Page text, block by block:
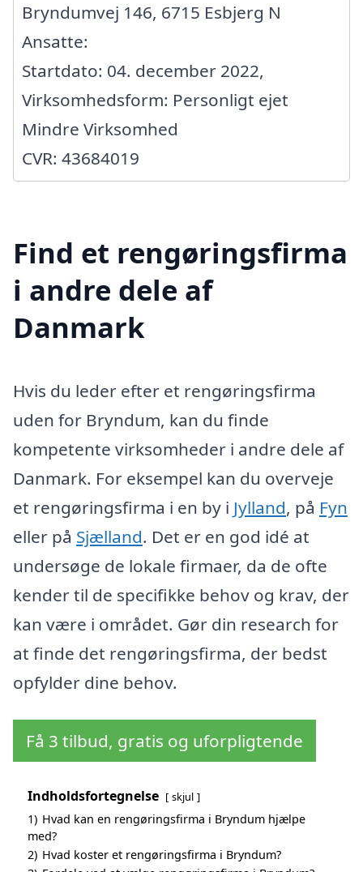
Bryndumvej 146, 6715 Esbjerg N
Ansatte:
Startdato: 04. december 2022,
Virksomhedsform: Personligt ejet
Mindre Virksomhed
CVR: 43684019
Find et rengøringsfirma
i andre dele af
Danmark
Hvis du leder efter et rengøringsfirma
uden for Bryndum, kan du finde
kompetente virksomheder i andre dele af
Danmark. For eksempel kan du overveje
et rengøringsfirma i en by i Jylland, på Fyn
eller på Sjælland. Det er en god idé at
undersøge de lokale firmaer, da de ofte
kender til de specifikke behov og krav, der
kan være i området. Gør din research for
at finde det rengøringsfirma, der bedst
opfylder dine behov.
Få 3 tilbud, gratis og uforpligtende
Indholdsfortegnelse skjul
1) Hvad kan en rengøringsfirma i Bryndum hjælpe
med?
2) Hvad koster et rengøringsfirma i Bryndum?